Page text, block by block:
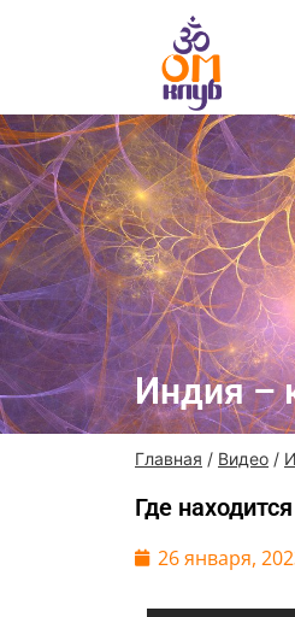
Индия –
Главная / Видео /
Где
26 января,